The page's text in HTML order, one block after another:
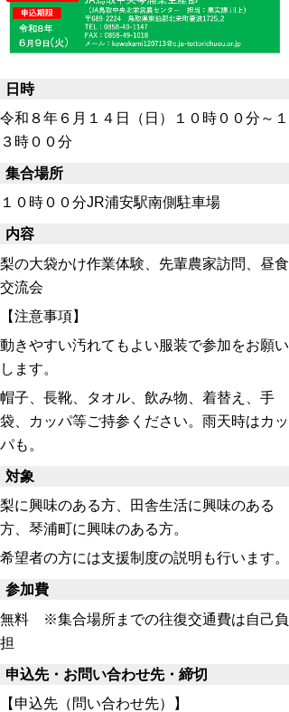
日時
令和８年６月１４日（日）１０時００分～１
３時００分
集合場所
１０時００分JR浦安駅南側駐車場
内容
梨の大袋かけ作業体験、先輩農家訪問、昼食
交流会
【注意事項】
動きやすい汚れてもよい服装で参加をお願い
します。
帽子、長靴、タオル、飲み物、着替え、手
袋、カッパ等ご持参ください。雨天時はカッ
パも。
対象
梨に興味のある方、田舎生活に興味のある
方、琴浦町に興味のある方。
希望者の方には支援制度の説明も行います。
参加費
無料 ※集合場所までの往復交通費は自己負
担
申込先・お問い合わせ先・締切
【申込先（問い合わせ先）】